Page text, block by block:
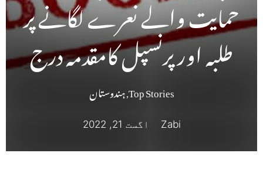
حمایت والے نعرے لگانے پر
طلبہ اور پرنسپل کامقدمہ درج
Top Stories
,ہندوستان
Zabi اگست 21, 2022